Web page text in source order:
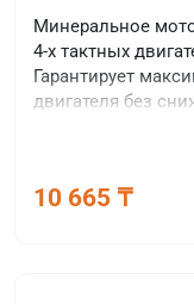
Минеральное
4-х тактных
Гарантирует
двигателя без
10 665 ₸